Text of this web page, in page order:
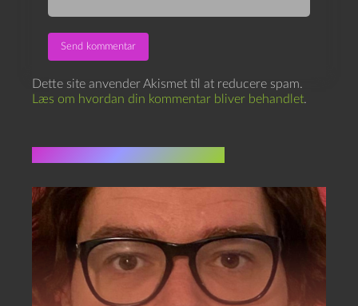
Dette site anvender Akismet til at reducere spam.
Læs om hvordan din kommentar bliver behandlet.